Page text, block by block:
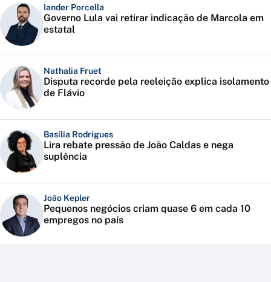
Iander Porcella
Governo Lula vai retirar indicação de Marcola em
estatal
Nathalia Fruet
Disputa recorde pela reeleição explica isolamento
de Flávio
Basília Rodrigues
Lira rebate pressão de João Caldas e nega
suplência
João Kepler
Pequenos negócios criam quase 6 em cada 10
empregos no país